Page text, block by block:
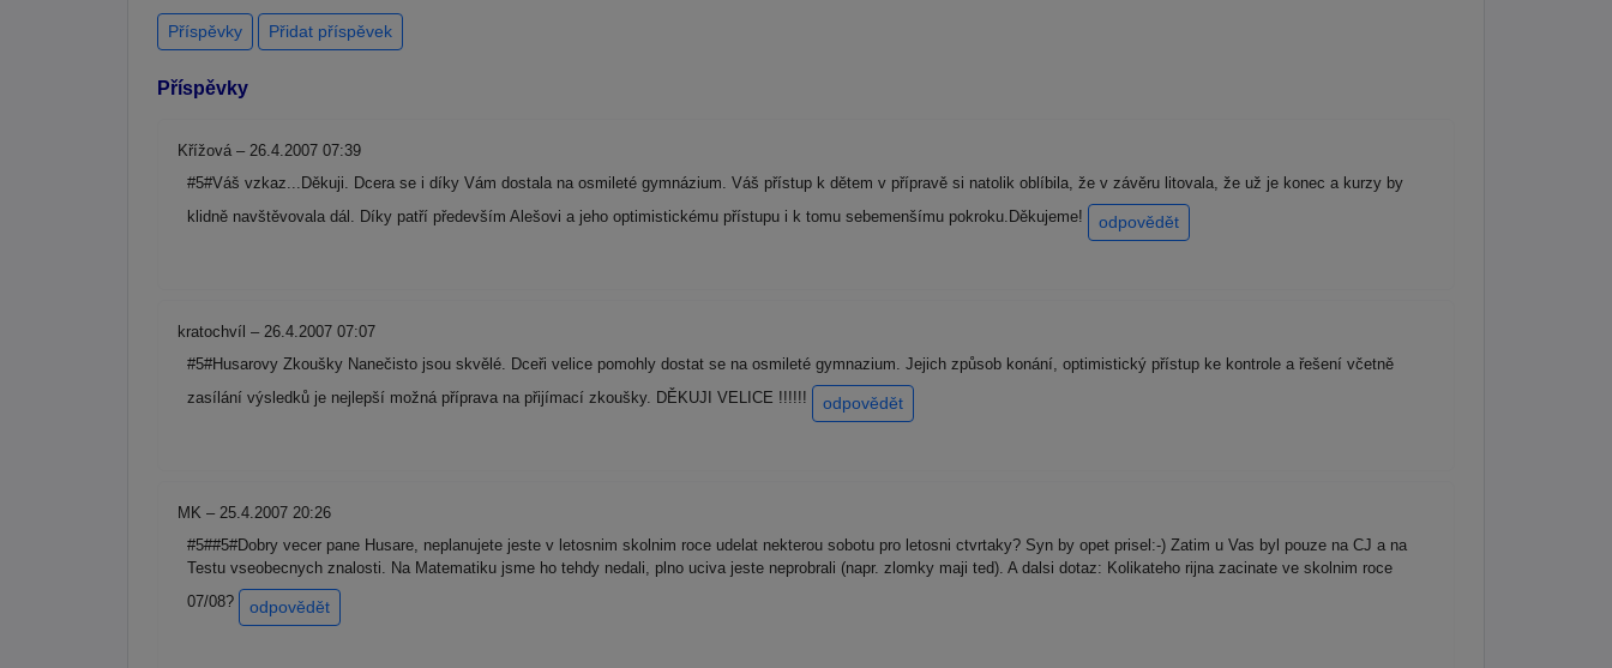
Příspěvky Přidat příspěvek
Příspěvky
Křížová – 26.4.2007 07:39
#5#Váš vzkaz...Děkuji. Dcera se i díky Vám dostala na osmileté gymnázium. Váš přístup k dětem v přípravě si natolik oblíbila, že v závěru litovala, že už je konec a kurzy by
klidně navštěvovala dál. Díky patří především Alešovi a jeho optimistickému přístupu i k tomu sebemenšímu pokroku.Děkujeme!
odpovědět
kratochvíl – 26.4.2007 07:07
#5#Husarovy Zkoušky Nanečisto jsou skvělé. Dceři velice pomohly dostat se na osmileté gymnazium. Jejich způsob konání, optimistický přístup ke kontrole a řešení včetně
zasílání výsledků je nejlepší možná příprava na přijímací zkoušky. DĚKUJI VELICE !!!!!!
odpovědět
MK – 25.4.2007 20:26
#5##5#Dobry vecer pane Husare, neplanujete jeste v letosnim skolnim roce udelat nekterou sobotu pro letosni ctvrtaky? Syn by opet prisel:-) Zatim u Vas byl pouze na CJ a na
Testu vseobecnych znalosti. Na Matematiku jsme ho tehdy nedali, plno uciva jeste neprobrali (napr. zlomky maji ted). A dalsi dotaz: Kolikateho rijna zacinate ve skolnim roce
07/08?
odpovědět